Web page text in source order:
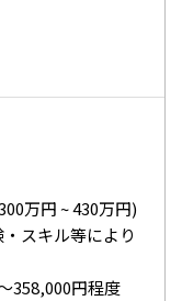
万円 ~ 430万円)
スキル等により
358,000円程度